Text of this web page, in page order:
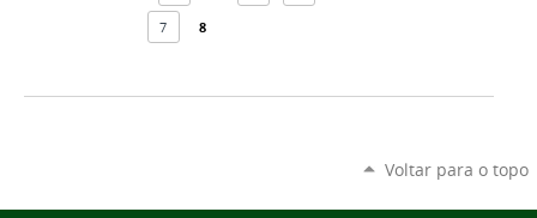
7 8
Voltar para o topo